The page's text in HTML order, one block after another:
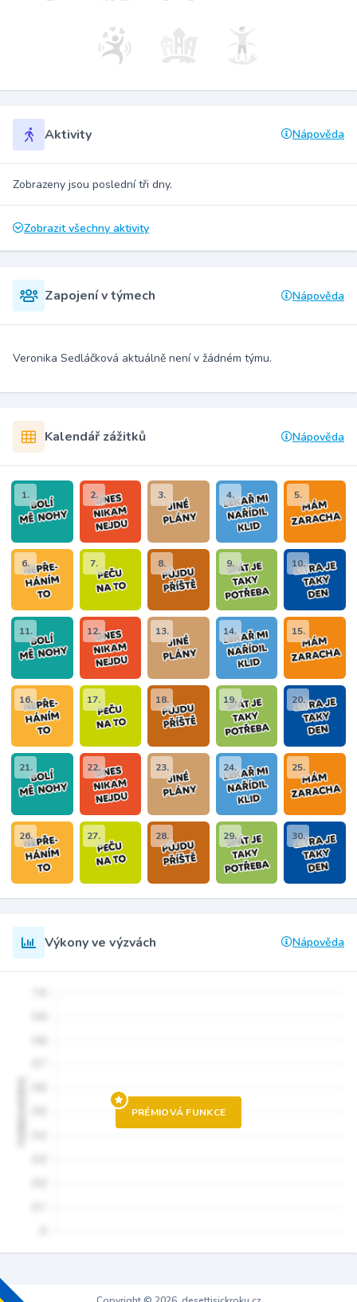
Aktivity Nápověda
Zobrazeny jsou poslední tři dny.
Zobrazit všechny aktivity
Zapojení v týmech Nápověda
Veronika Sedláčková aktuálně není v žádném týmu.
Kalendář zážitků Nápověda
1. 2. 3. 4. 5.
6. 7. 8. 9. 10.
11. 12. 13. 14. 15.
16. 17. 18. 19. 20.
21. 22. 23. 24. 25.
26. 27. 28. 29. 30.
Výkony ve výzvách Nápověda
PRÉMIOVÁ FUNKCE